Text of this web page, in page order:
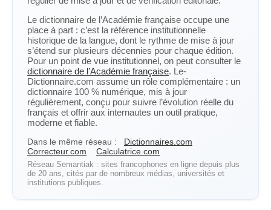
Le dictionnaire de l’Académie française occupe une
place à part : c’est la référence institutionnelle
historique de la langue, dont le rythme de mise à jour
s’étend sur plusieurs décennies pour chaque édition.
Pour un point de vue institutionnel, on peut consulter le
dictionnaire de l’Académie française. Le-
Dictionnaire.com assume un rôle complémentaire : un
dictionnaire 100 % numérique, mis à jour
régulièrement, conçu pour suivre l’évolution réelle du
français et offrir aux internautes un outil pratique,
moderne et fiable.
Dans le même réseau :
Dictionnaires.com
Correcteur.com
Calculatrice.com
Réseau Semantiak : sites francophones en ligne depuis plus
de 20 ans, cités par de nombreux médias, universités et
institutions publiques.